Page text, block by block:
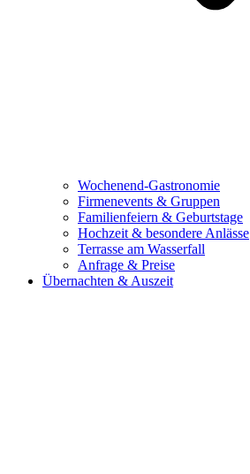
Wochenend-Gastronomie
Firmenevents & Gruppen
Familienfeiern & Geburtstage
Hochzeit & besondere Anlässe
Terrasse am Wasserfall
Anfrage & Preise
Übernachten & Auszeit